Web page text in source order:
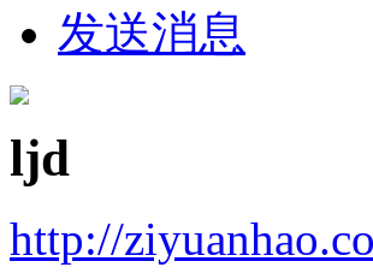
发送消息
ljd
http://